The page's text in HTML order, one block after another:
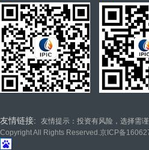
友情链接: 友情提示：投资有风险，选择需
Copyright All Rights Reserved.京ICP备